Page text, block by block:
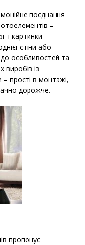
поєднання
–
і картинки
стіни або її
особливостей та
виробів із
прості в монтажі,
дорожче.
пропонує